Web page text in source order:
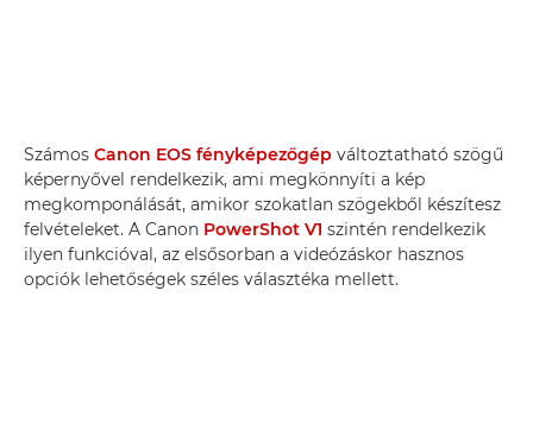
Számos Canon EOS fényképezőgép változtatható szögű
képernyővel rendelkezik, ami megkönnyíti a kép
megkomponálását, amikor szokatlan szögekből készítesz
felvételeket. A Canon PowerShot V1 szintén rendelkezik
ilyen funkcióval, az elsősorban a videózáskor hasznos
opciók lehetőségek széles választéka mellett.